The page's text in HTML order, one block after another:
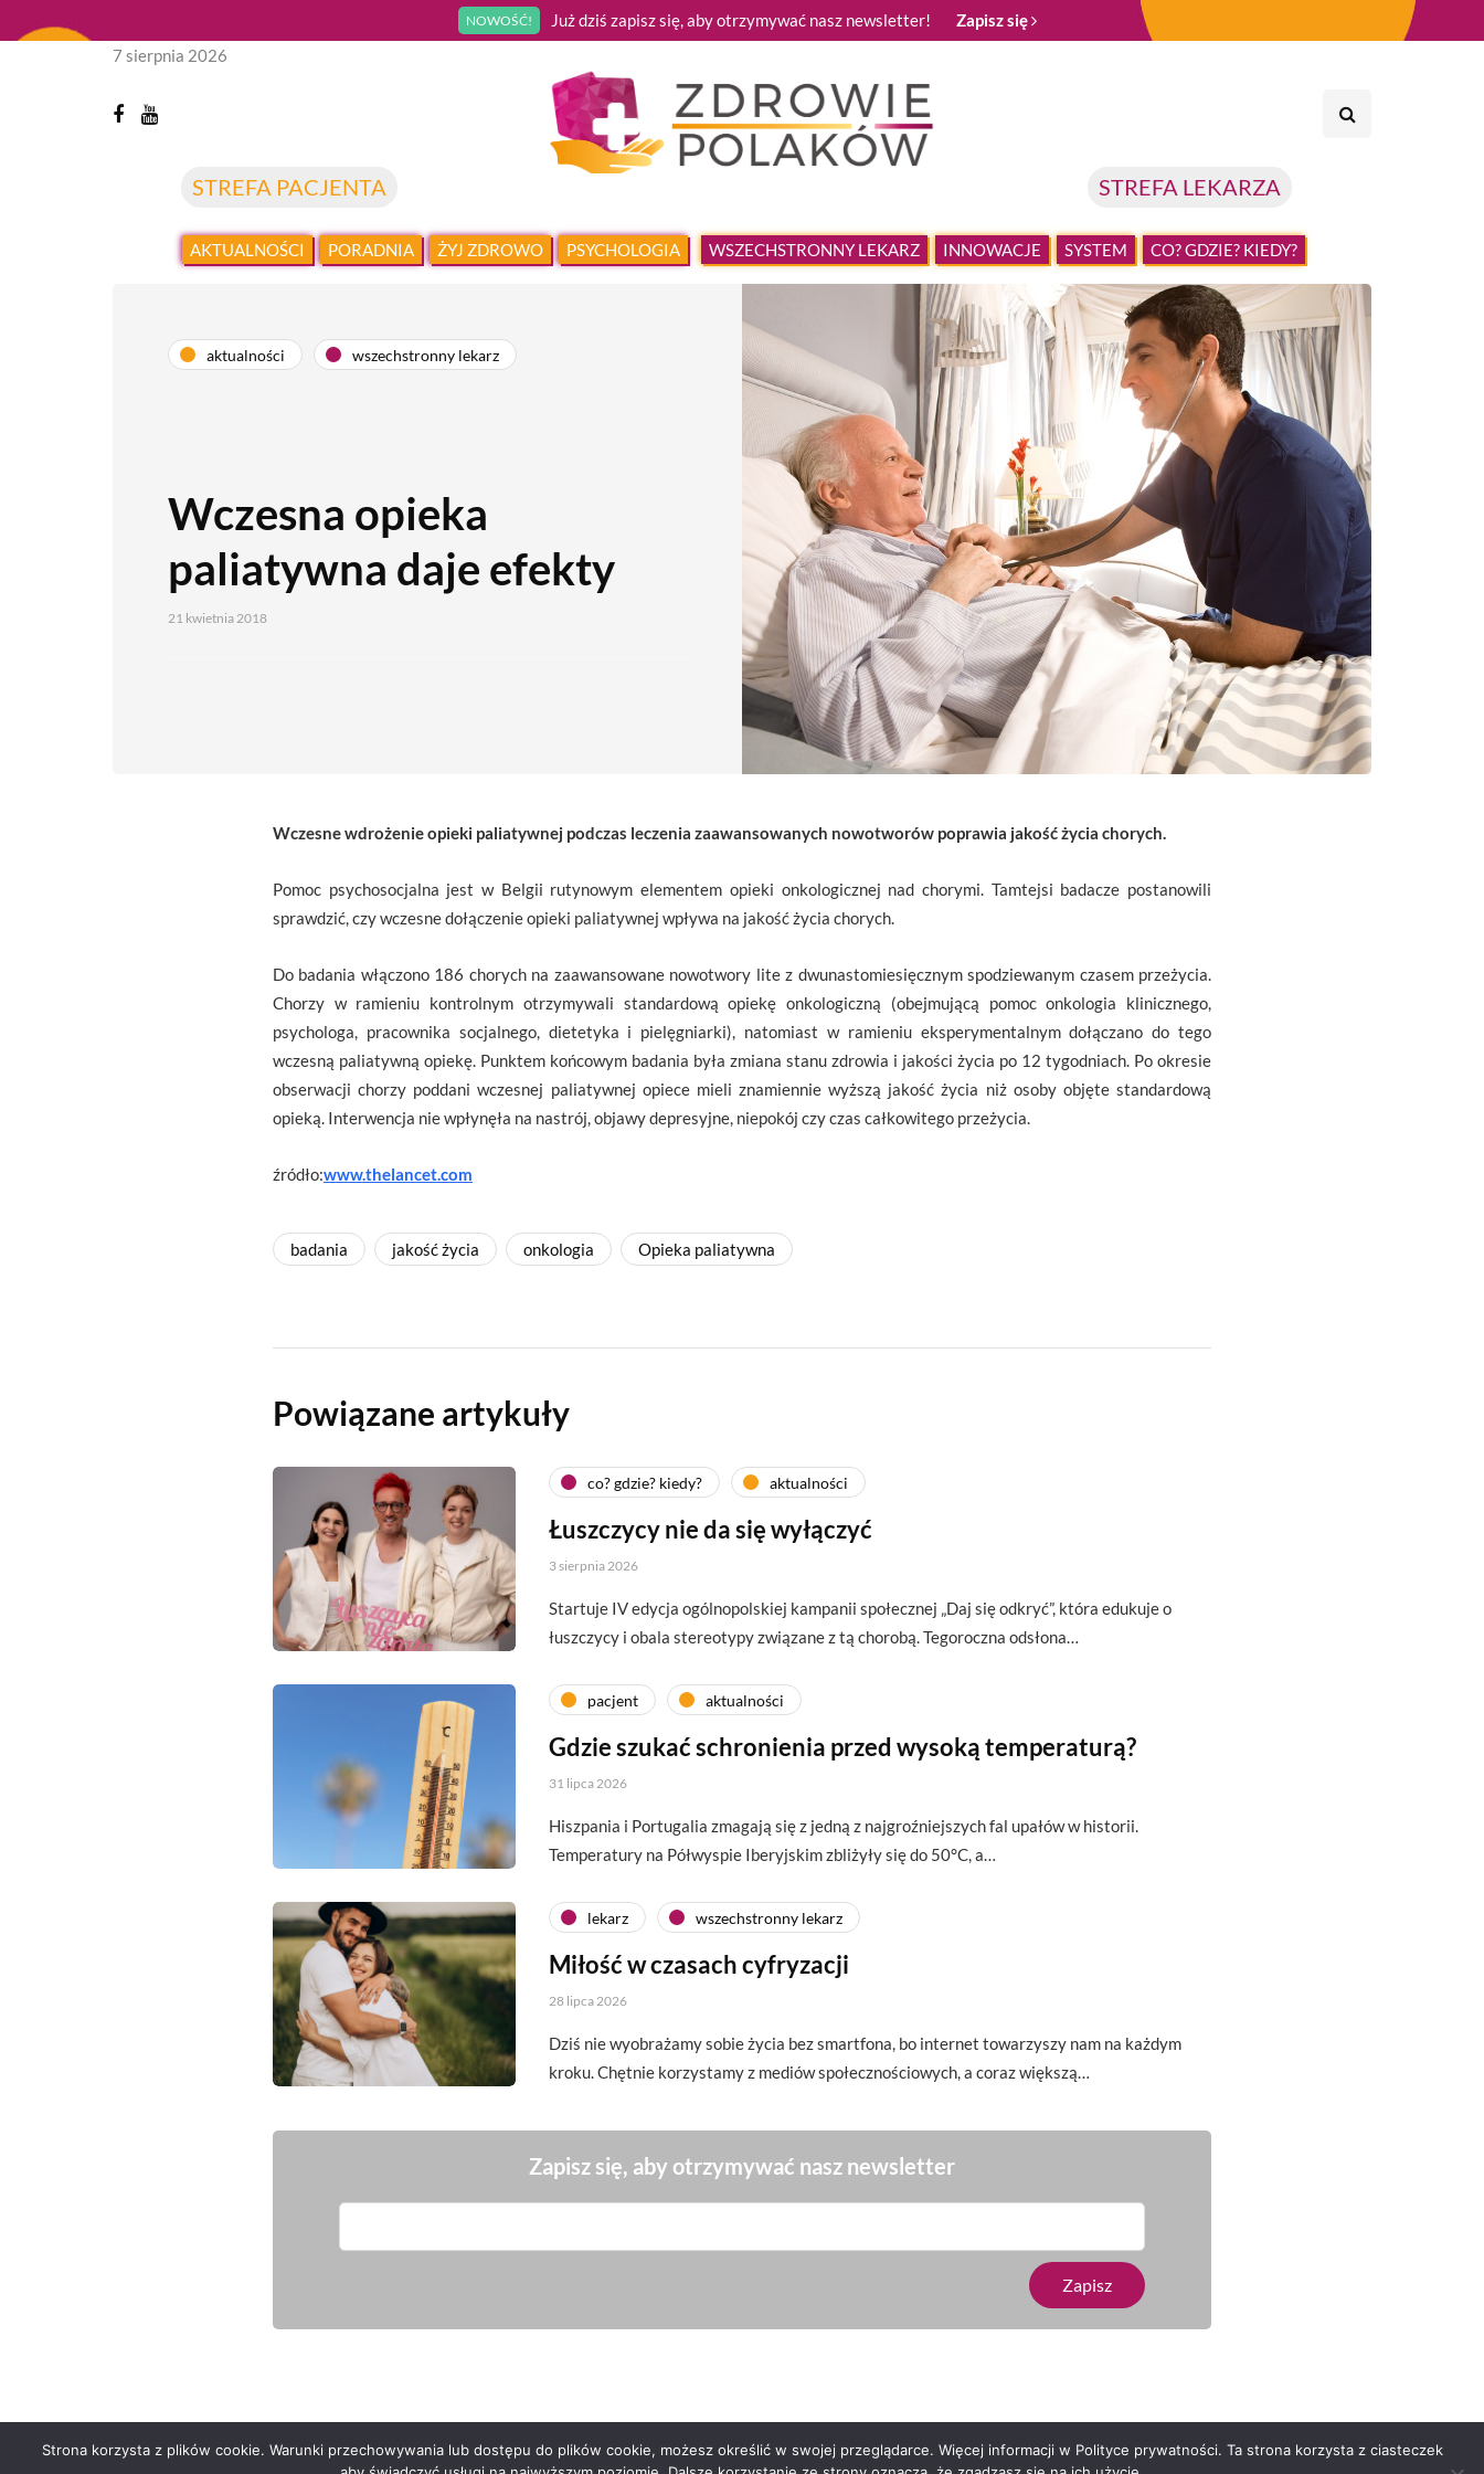
NOWOŚĆ! Już dziś zapisz się, aby otrzymywać nasz newsletter! Zapisz się
STREFA PACJENTA STREFA LEKARZA
7 sierpnia 2026
AKTUALNOŚCI PORADNIA ŻYJ ZDROWO PSYCHOLOGIA WSZECHSTRONNY LEKARZ INNOWACJE SYSTEM CO? GDZIE? KIEDY?
aktualności wszechstronny lekarz
Wczesna opieka
paliatywna daje efekty
21 kwietnia 2018
Wczesne wdrożenie opieki paliatywnej podczas leczenia zaawansowanych nowotworów poprawia jakość życia chorych.
Pomoc psychosocjalna jest w Belgii rutynowym elementem opieki onkologicznej nad chorymi. Tamtejsi badacze postanowili
sprawdzić, czy wczesne dołączenie opieki paliatywnej wpływa na jakość życia chorych.
Do badania włączono 186 chorych na zaawansowane nowotwory lite z dwunastomiesięcznym spodziewanym czasem przeżycia.
Chorzy w ramieniu kontrolnym otrzymywali standardową opiekę onkologiczną (obejmującą pomoc onkologia klinicznego,
psychologa, pracownika socjalnego, dietetyka i pielęgniarki), natomiast w ramieniu eksperymentalnym dołączano do tego
wczesną paliatywną opiekę. Punktem końcowym badania była zmiana stanu zdrowia i jakości życia po 12 tygodniach. Po okresie
obserwacji chorzy poddani wczesnej paliatywnej opiece mieli znamiennie wyższą jakość życia niż osoby objęte standardową
opieką. Interwencja nie wpłynęła na nastrój, objawy depresyjne, niepokój czy czas całkowitego przeżycia.
źródło:www.thelancet.com
badania jakość życia onkologia Opieka paliatywna
Powiązane artykuły
co? gdzie? kiedy? aktualności
Łuszczycy nie da się wyłączyć
3 sierpnia 2026
Startuje IV edycja ogólnopolskiej kampanii społecznej „Daj się odkryć”, która edukuje o
łuszczycy i obala stereotypy związane z tą chorobą. Tegoroczna odsłona…
pacjent aktualności
Gdzie szukać schronienia przed wysoką temperaturą?
31 lipca 2026
Hiszpania i Portugalia zmagają się z jedną z najgroźniejszych fal upałów w historii.
Temperatury na Półwyspie Iberyjskim zbliżyły się do 50°C, a…
lekarz wszechstronny lekarz
Miłość w czasach cyfryzacji
28 lipca 2026
Dziś nie wyobrażamy sobie życia bez smartfona, bo internet towarzyszy nam na każdym
kroku. Chętnie korzystamy z mediów społecznościowych, a coraz większą…
Zapisz się, aby otrzymywać nasz newsletter
Strona korzysta z plików cookie. Warunki przechowywania lub dostępu do plików cookie, możesz określić w swojej przeglądarce. Więcej informacji w Polityce prywatności. Ta strona korzysta z ciasteczek